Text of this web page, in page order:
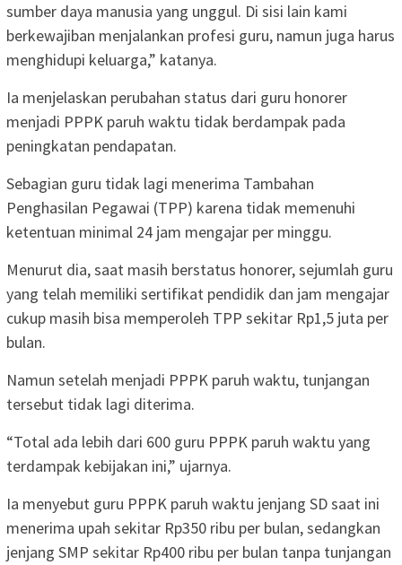
sumber daya manusia yang unggul. Di sisi lain kami
berkewajiban menjalankan profesi guru, namun juga harus
menghidupi keluarga,” katanya.
Ia menjelaskan perubahan status dari guru honorer
menjadi PPPK paruh waktu tidak berdampak pada
peningkatan pendapatan.
Sebagian guru tidak lagi menerima Tambahan
Penghasilan Pegawai (TPP) karena tidak memenuhi
ketentuan minimal 24 jam mengajar per minggu.
Menurut dia, saat masih berstatus honorer, sejumlah guru
yang telah memiliki sertifikat pendidik dan jam mengajar
cukup masih bisa memperoleh TPP sekitar Rp1,5 juta per
bulan.
Namun setelah menjadi PPPK paruh waktu, tunjangan
tersebut tidak lagi diterima.
“Total ada lebih dari 600 guru PPPK paruh waktu yang
terdampak kebijakan ini,” ujarnya.
Ia menyebut guru PPPK paruh waktu jenjang SD saat ini
menerima upah sekitar Rp350 ribu per bulan, sedangkan
jenjang SMP sekitar Rp400 ribu per bulan tanpa tunjangan